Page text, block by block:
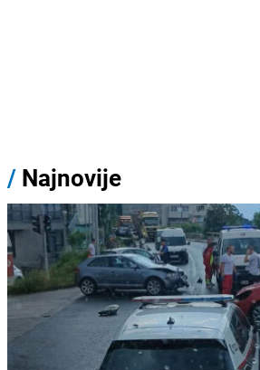
/ Najnovije